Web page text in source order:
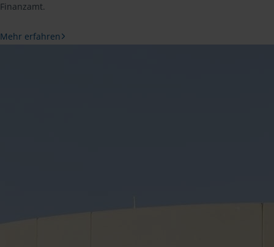
Finanzamt.
Mehr erfahren